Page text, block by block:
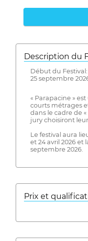
Description du
Début du
25 septembre
« Parapacine »
courts métrages
dans le cadre de
jury choisiront
Le festival aura
et 24 avril 2026 et
septembre 2026.
Prix ​​et